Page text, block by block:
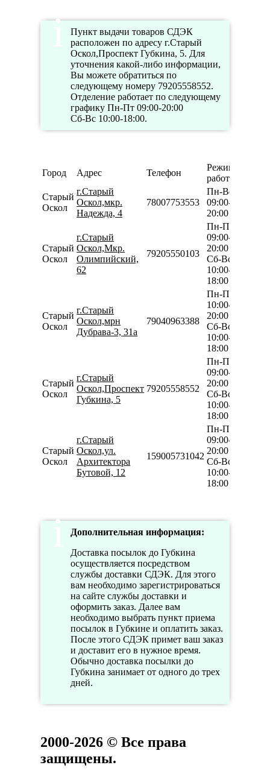
Пункт выдачи товаров СДЭК
расположен по адресу г.Старый
Оскол,Проспект Губкина, 5. Для
уточнения какой-либо информации,
Вы можете обратиться по
следующему номеру 79205558552.
Отделение работает по следующему
графику Пн-Пт 09:00-20:00
Сб-Вс 10:00-18:00.
Город Адрес Телефон
Режим
работы
Старый
Оскол
г.Старый
Оскол,мкр.
Надежда, 4
78007753553
Пн-Вс
09:00-
20:00
Старый
Оскол
г.Старый
Оскол,Мкр.
Олимпийский,
62
79205550103
Пн-Пт
09:00-
20:00
Сб-Вс
10:00-
18:00
Старый
Оскол
г.Старый
Оскол,мрн
Дубрава-3, 31а
79040963388
Пн-Пт
10:00-
20:00
Сб-Вс
10:00-
18:00
Старый
Оскол
г.Старый
Оскол,Проспект
Губкина, 5
79205558552
Пн-Пт
09:00-
20:00
Сб-Вс
10:00-
18:00
Старый
Оскол
г.Старый
Оскол,ул.
Архитектора
Бутовой, 12
159005731042
Пн-Пт
09:00-
20:00
Сб-Вс
10:00-
18:00
Дополнительная информация:
Доставка посылок до Губкина
осуществляется посредством
службы доставки СДЭК. Для этого
вам необходимо зарегистрироваться
на сайте службы доставки и
оформить заказ. Далее вам
необходимо выбрать пункт приема
посылок в Губкине и оплатить заказ.
После этого СДЭК примет ваш заказ
и доставит его в нужное время.
Обычно доставка посылки до
Губкина занимает от одного до трех
дней.
2000-2026 © Все права
защищены.